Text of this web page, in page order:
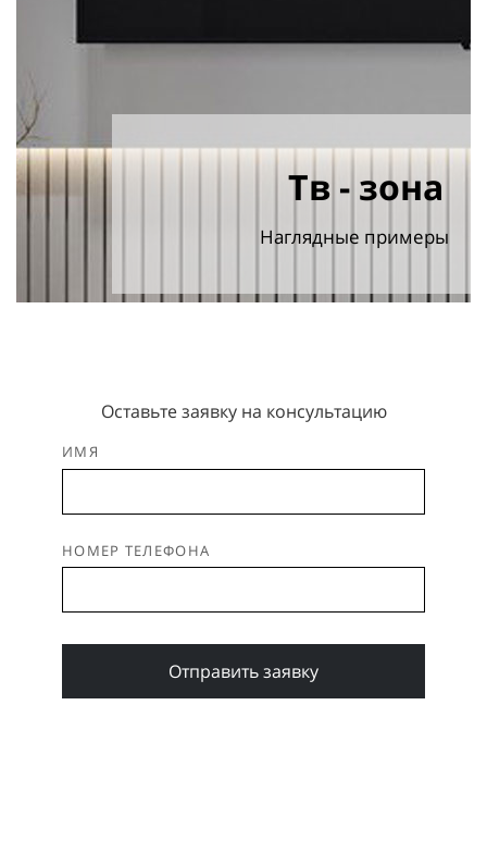
Тв - зона
Наглядные примеры
Оставьте заявку на консультацию
ИМЯ
НОМЕР ТЕЛЕФОНА
Отправить заявку